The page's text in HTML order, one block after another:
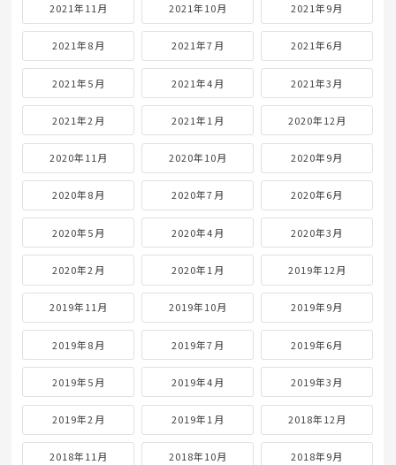
2021年11月 2021年10月 2021年9月
2021年8月 2021年7月 2021年6月
2021年5月 2021年4月 2021年3月
2021年2月 2021年1月 2020年12月
2020年11月 2020年10月 2020年9月
2020年8月 2020年7月 2020年6月
2020年5月 2020年4月 2020年3月
2020年2月 2020年1月 2019年12月
2019年11月 2019年10月 2019年9月
2019年8月 2019年7月 2019年6月
2019年5月 2019年4月 2019年3月
2019年2月 2019年1月 2018年12月
2018年11月 2018年10月 2018年9月